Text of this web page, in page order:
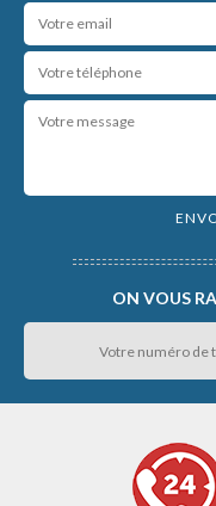
ON VOUS